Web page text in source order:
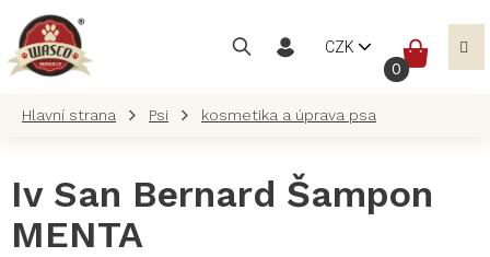
obsah
CZK
Psi kosmetika a úprava psa
Iv San Bernard Šampon
MENTA